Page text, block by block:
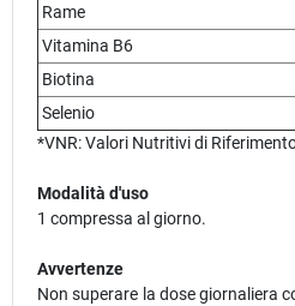
Rame
Vitamina B6
Biotina
Selenio
*VNR: Valori Nutritivi di
Modalità d'uso
1 compressa al giorno.
Avvertenze
Non superare la dose giornaliera